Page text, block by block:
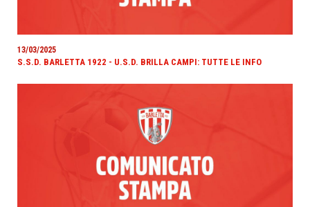
13/03/2025
S.S.D. BARLETTA 1922 - U.S.D. BRILLA CAMPI: TUTTE LE INFO